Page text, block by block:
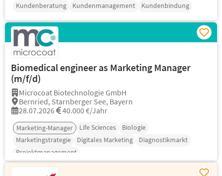
Kundenberatung
Kundenmanagement Kundenbindung
Biomedical engineer as Marketing Manager
(m/f/d)
Microcoat Biotechnologie GmbH
Bernried, Starnberger See, Bayern
28.07.2026
40.000 €/Jahr
Marketing-Manager Life Sciences
Biologie
Marketingstrategie
Digitales Marketing
Diagnostikmarkt
Projektmanagement